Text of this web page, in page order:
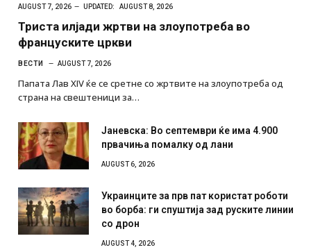
AUGUST 7, 2026 UPDATED: AUGUST 8, 2026
Триста илјади жртви на злоупотреба во
француските цркви
ВЕСТИ AUGUST 7, 2026
Папата Лав XIV ќе се сретне со жртвите на злоупотреба од
страна на свештеници за…
Јаневска: Во септември ќе има 4.900
првачиња помалку од лани
AUGUST 6, 2026
Украинците за прв пат користат роботи
во борба: ги спуштија зад руските линии
со дрон
AUGUST 4, 2026